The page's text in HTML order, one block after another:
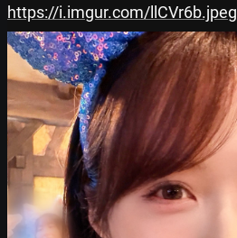
https://i.imgur.com/llCVr6b.jpeg